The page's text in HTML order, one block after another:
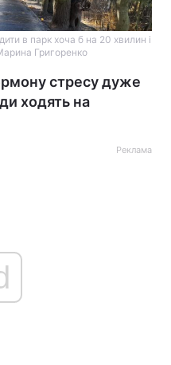
в парк хоча б на 20 хвилин і
Григоренко
стресу дуже
ходять на
Реклама